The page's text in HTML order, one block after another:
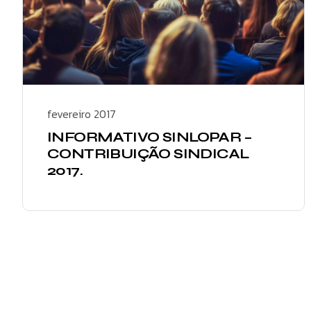
fevereiro 2017
INFORMATIVO SINLOPAR –
CONTRIBUIÇÃO SINDICAL
2017.